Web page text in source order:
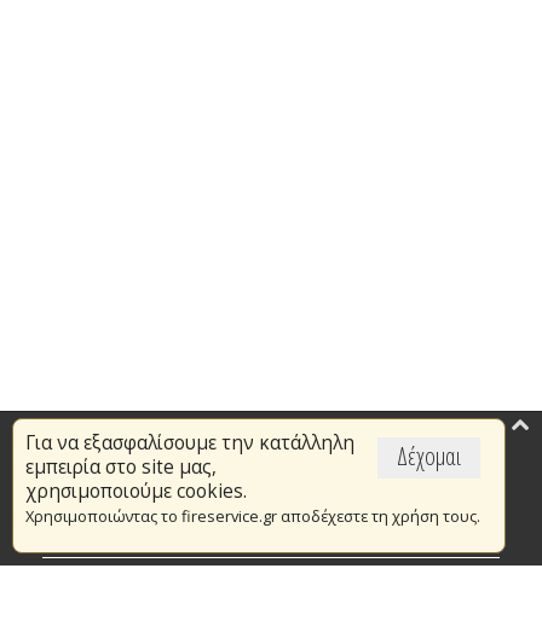
Δέχομαι
Για να εξασφαλίσουμε την κατάλληλη
εμπειρία στο site μας,
χρησιμοποιούμε cookies.
Χρησιμοποιώντας το fireservice.gr αποδέχεστε τη χρήση τους.
Επικαιρότητα
Το Πυροσβεστικό Σώμα